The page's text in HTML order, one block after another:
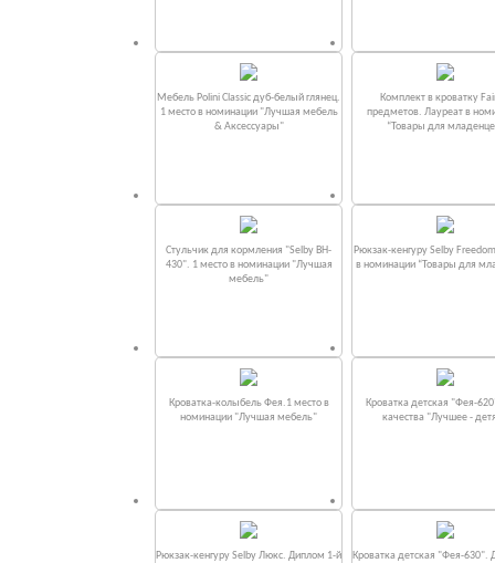
Мебель Polini Classic дуб-белый глянец.
1 место в номинации "Лучшая мебель
& Аксессуары"
Комплект в кроватку
предметов. Лауреат в
“Товары для
Стульчик для кормления "Selby BH-
430". 1 место в номинации "Лучшая
мебель"
Рюкзак-кенгуру Selby
в номинации “Товары для
Кроватка-колыбель Фея.1 место в
номинации "Лучшая мебель"
Кроватка детская "Фея-
качества "Лучшее -
Рюкзак-кенгуру Selby Люкс. Диплом 1-й
Кроватка детская "Фея-630".